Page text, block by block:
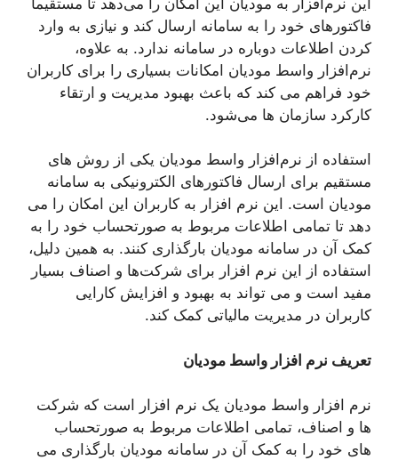
فاکتورهای خود را به سامانه ارسال کند و نیازی به وارد
کردن اطلاعات دوباره در سامانه ندارد. به علاوه،
نرم‌افزار واسط مودیان امکانات بسیاری را برای کاربران
خود فراهم می ‌کند که باعث بهبود مدیریت و ارتقاء
کارکرد سازمان‌ ها می‌شود.
استفاده از نرم‌افزار واسط مودیان یکی از روش‌ های
مستقیم برای ارسال فاکتورهای الکترونیکی به سامانه
مودیان است. این نرم‌ افزار به کاربران این امکان را می
‌دهد تا تمامی اطلاعات مربوط به صورتحساب خود را به
کمک آن در سامانه مودیان بارگذاری کنند. به همین دلیل،
استفاده از این نرم ‌افزار برای شرکت‌ها و اصناف بسیار
مفید است و می ‌تواند به بهبود و افزایش کارایی
کاربران در مدیریت مالیاتی کمک کند.
تعریف نرم افزار واسط مودیان
نرم افزار واسط مودیان یک نرم افزار است که شرکت
ها و اصناف، تمامی اطلاعات مربوط به صورتحساب
های خود را به کمک آن در سامانه مودیان بارگذاری می